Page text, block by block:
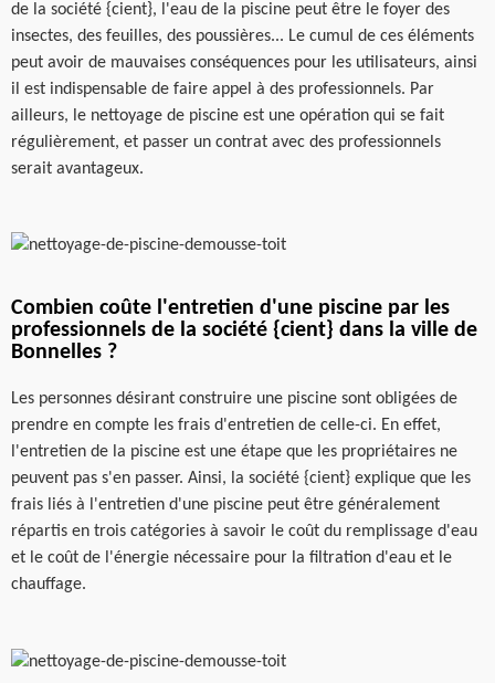
de la société {cient}, l'eau de la piscine peut être le foyer des
insectes, des feuilles, des poussières... Le cumul de ces éléments
peut avoir de mauvaises conséquences pour les utilisateurs, ainsi
il est indispensable de faire appel à des professionnels. Par
ailleurs, le nettoyage de piscine est une opération qui se fait
régulièrement, et passer un contrat avec des professionnels
serait avantageux.
Combien coûte l'entretien d'une piscine par les
professionnels de la société {cient} dans la ville de
Bonnelles ?
Les personnes désirant construire une piscine sont obligées de
prendre en compte les frais d'entretien de celle-ci. En effet,
l'entretien de la piscine est une étape que les propriétaires ne
peuvent pas s'en passer. Ainsi, la société {cient} explique que les
frais liés à l'entretien d'une piscine peut être généralement
répartis en trois catégories à savoir le coût du remplissage d'eau
et le coût de l'énergie nécessaire pour la filtration d'eau et le
chauffage.